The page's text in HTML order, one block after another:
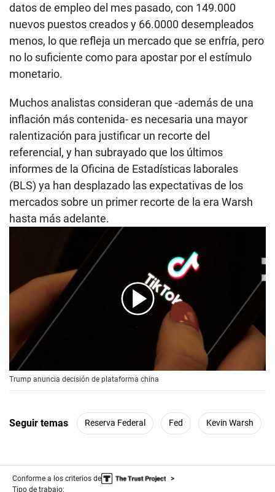
datos de empleo del mes pasado, con 149.000
nuevos puestos creados y 66.0000 desempleados
menos, lo que refleja un mercado que se enfría, pero
no lo suficiente como para apostar por el estímulo
monetario.
Muchos analistas consideran que -además de una
inflación más contenida- es necesaria una mayor
ralentización para justificar un recorte del
referencial, y han subrayado que los últimos
informes de la Oficina de Estadísticas laborales
(BLS) ya han desplazado las expectativas de los
mercados sobre un primer recorte de la era Warsh
hasta más adelante.
Trump anuncia decisión de plataforma china
Seguir temas Reserva Federal Fed Kevin Warsh
Conforme a los criterios de
Tipo de trabajo: